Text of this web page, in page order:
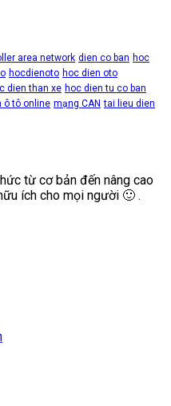
area network dien co ban hoc
hocdienoto hoc dien oto
dien than xe hoc dien tu co ban
ô tô online mạng CAN tai lieu dien
từ cơ bản đến nâng cao
ích cho mọi người 🙂 .